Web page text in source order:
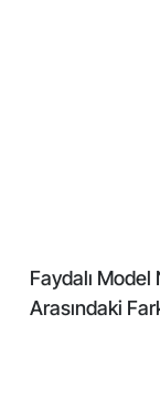
Faydalı
Arasındaki